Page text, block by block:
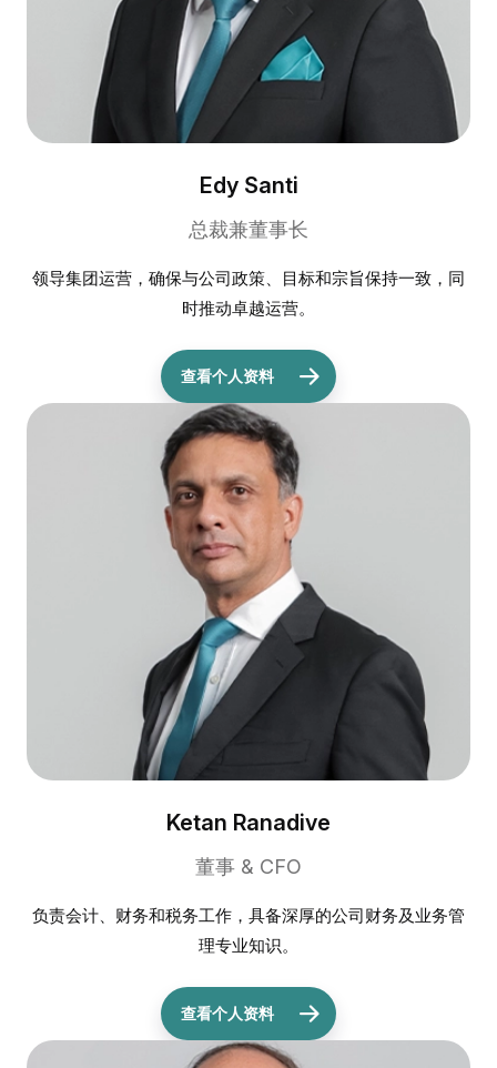
Edy Santi
总裁兼董事长
领导集团运营，确保与公司政策、目标和宗旨保持一致，同
时推动卓越运营。
查看个人资料
Ketan Ranadive
董事 & CFO
负责会计、财务和税务工作，具备深厚的公司财务及业务管
理专业知识。
查看个人资料